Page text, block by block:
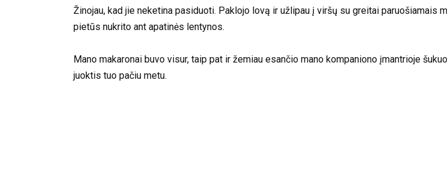
Žinojau, kad jie neketina pasiduoti. Paklojo lovą ir užlipau į viršų su greitai paruošiamais
pietūs nukrito ant apatinės lentynos.
Mano makaronai buvo visur, taip pat ir žemiau esančio mano kompaniono įmantrioje
juoktis tuo pačiu metu.